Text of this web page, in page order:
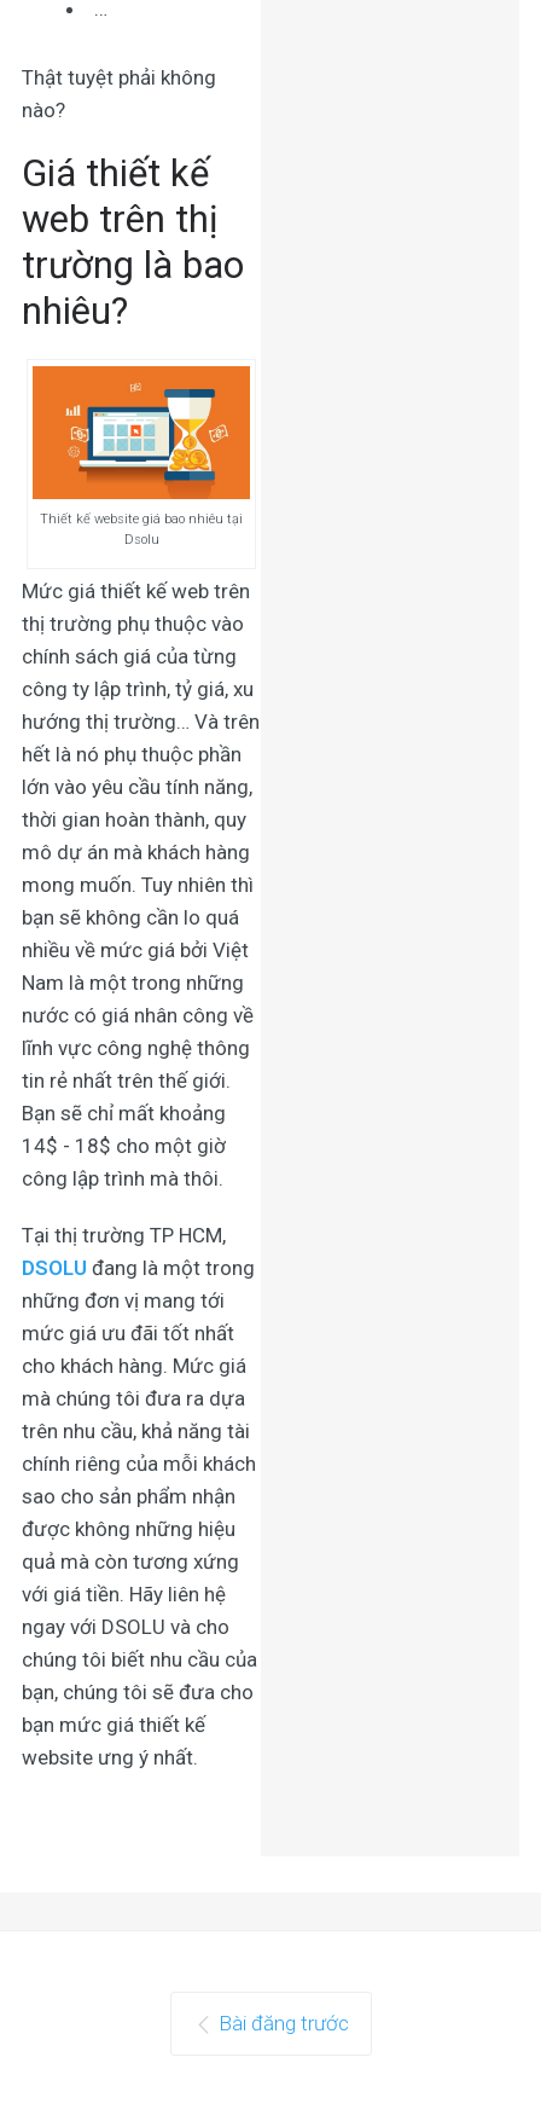
…
Thật tuyệt phải không
nào?
Giá thiết kế
web trên thị
trường là bao
nhiêu?
Thiết kế website giá bao nhiêu tại
Dsolu
Mức giá thiết kế web trên
thị trường phụ thuộc vào
chính sách giá của từng
công ty lập trình, tỷ giá, xu
hướng thị trường… Và trên
hết là nó phụ thuộc phần
lớn vào yêu cầu tính năng,
thời gian hoàn thành, quy
mô dự án mà khách hàng
mong muốn. Tuy nhiên thì
bạn sẽ không cần lo quá
nhiều về mức giá bởi Việt
Nam là một trong những
nước có giá nhân công về
lĩnh vực công nghệ thông
tin rẻ nhất trên thế giới.
Bạn sẽ chỉ mất khoảng
14$ - 18$ cho một giờ
công lập trình mà thôi.
Tại thị trường TP HCM,
DSOLU đang là một trong
những đơn vị mang tới
mức giá ưu đãi tốt nhất
cho khách hàng. Mức giá
mà chúng tôi đưa ra dựa
trên nhu cầu, khả năng tài
chính riêng của mỗi khách
sao cho sản phẩm nhận
được không những hiệu
quả mà còn tương xứng
với giá tiền. Hãy liên hệ
ngay với DSOLU và cho
chúng tôi biết nhu cầu của
bạn, chúng tôi sẽ đưa cho
bạn mức giá thiết kế
website ưng ý nhất.
Bài đăng trước